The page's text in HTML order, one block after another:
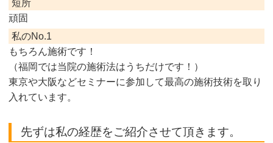
短所
頑固
私のNo.1
もちろん施術です！
（福岡では当院の施術法はうちだけです！）
東京や大阪などセミナーに参加して最高の施術技術を取り
入れています。
先ずは私の経歴をご紹介させて頂きます。